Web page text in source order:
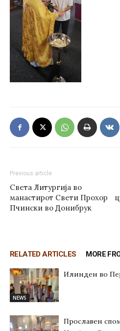
Previous article
Света Литургија во
манастирот Свети Прохор
Пчински во Донибрук
RELATED ARTICLES MORE
NEWS
Илинден во
Прославен